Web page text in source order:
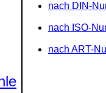
nach DIN-
nach ISO-
nach ART-